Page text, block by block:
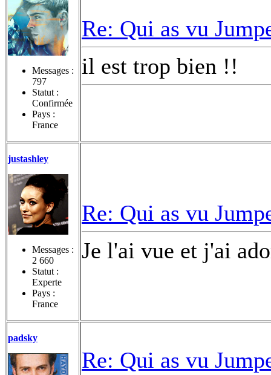
Messages :
797
Statut :
Confirmée
Pays :
France
Re: Qui as vu
il est trop bien !!
justashley
Messages :
2 660
Statut :
Experte
Pays :
France
Re: Qui as vu
Je l'ai vue et j'ai
padsky
Re: Qui as vu